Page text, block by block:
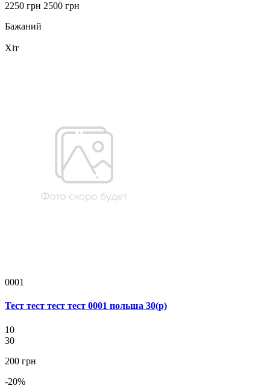
2250 грн 2500 грн
Бажаний
Хіт
0001
Тест тест тест тест 0001 польша 30(р)
10
30
200 грн
-20%